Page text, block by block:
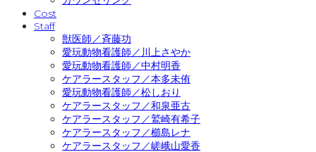
Cost
Staff
獣医師／斉藤功
愛玩動物看護師／川上さやか
愛玩動物看護師／中村明香
ケアラースタッフ／本多未侑
愛玩動物看護師／松しおり
ケアラースタッフ／和泉亜古
ケアラースタッフ／鷲崎有希子
ケアラースタッフ／櫛島レナ
ケアラースタッフ／嵯峨山愛香